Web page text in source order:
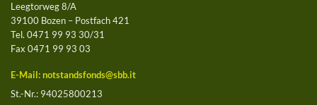
Leegtorweg 8/A
39100 Bozen – Postfach 421
Tel. 0471 99 93 30/31
Fax 0471 99 93 03
E-Mail: notstandsfonds@sbb.it
St.-Nr.: 94025800213